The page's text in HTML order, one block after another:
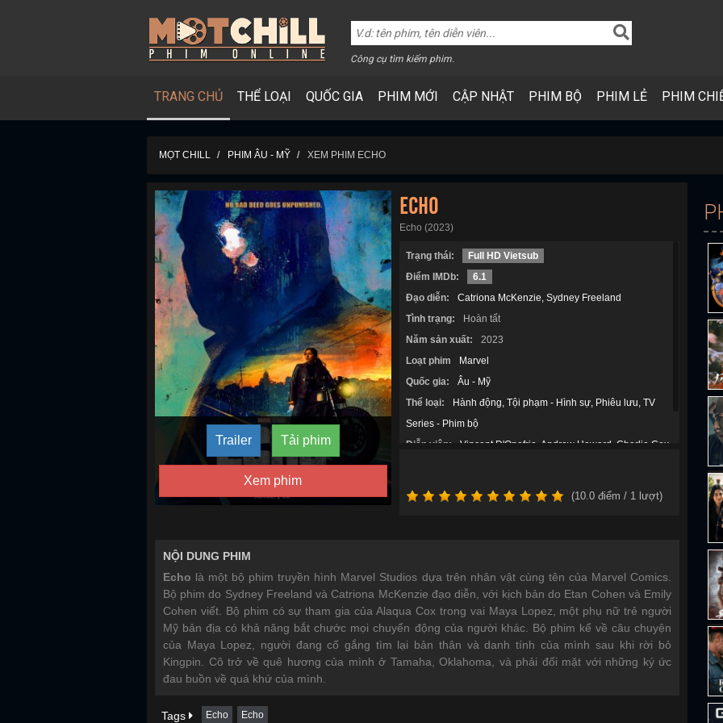
Công cụ tìm kiếm phim.
TRANG CHỦ THỂ LOẠI QUỐC GIA PHIM MỚI CẬP NHẬT PHIM BỘ PHIM LẺ PHIM
MỌT CHILL PHIM ÂU - MỸ XEM PHIM ECHO
Trailer Tải phim
Xem phim
ECHO
Echo (2023)
Trạng thái:
Full HD Vietsub
Điểm IMDb:
6.1
Đạo diễn:
Catriona McKenzie Sydney Freeland
Tình trạng:
Hoàn tất
Năm sản xuất:
2023
Loạt phim
Marvel
Quốc gia:
Âu - Mỹ
Thể loại:
Hành động Tội phạm - Hình sự Phiêu lưu TV
Series - Phim bộ
Diễn viên:
Vincent D'Onofrio Andrew Howard Charlie Cox
(10.0điểm / 1lượt)
NỘI DUNG PHIM
Echo là một bộ phim truyền hình Marvel Studios dựa trên nhân vật cùng tên của Marvel Comics.
Bộ phim do Sydney Freeland và Catriona McKenzie đạo diễn, với kịch bản do Etan Cohen và Emily
Cohen viết. Bộ phim có sự tham gia của Alaqua Cox trong vai Maya Lopez, một phụ nữ trẻ người
Mỹ bản địa có khả năng bắt chước mọi chuyển động của người khác. Bộ phim kể về câu chuyện
của Maya Lopez, người đang cố gắng tìm lại bản thân và danh tính của mình sau khi rời bỏ
Kingpin. Cô trở về quê hương của mình ở Tamaha, Oklahoma, và phải đối mặt với những ký ức
đau buồn về quá khứ của mình.
Tags Echo Echo